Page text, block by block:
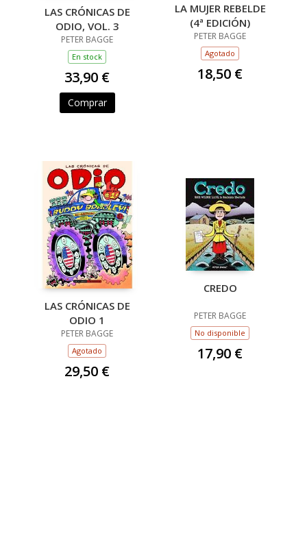
LAS CRÓNICAS DE
ODIO, VOL. 3
PETER BAGGE
En stock
33,90 €
Comprar
LA MUJER REBELDE
(4ª EDICIÓN)
PETER BAGGE
Agotado
18,50 €
LAS CRÓNICAS DE
ODIO 1
PETER BAGGE
Agotado
29,50 €
CREDO
PETER BAGGE
No disponible
17,90 €